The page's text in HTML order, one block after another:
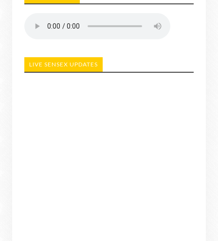
LIVE SENSEX UPDATES